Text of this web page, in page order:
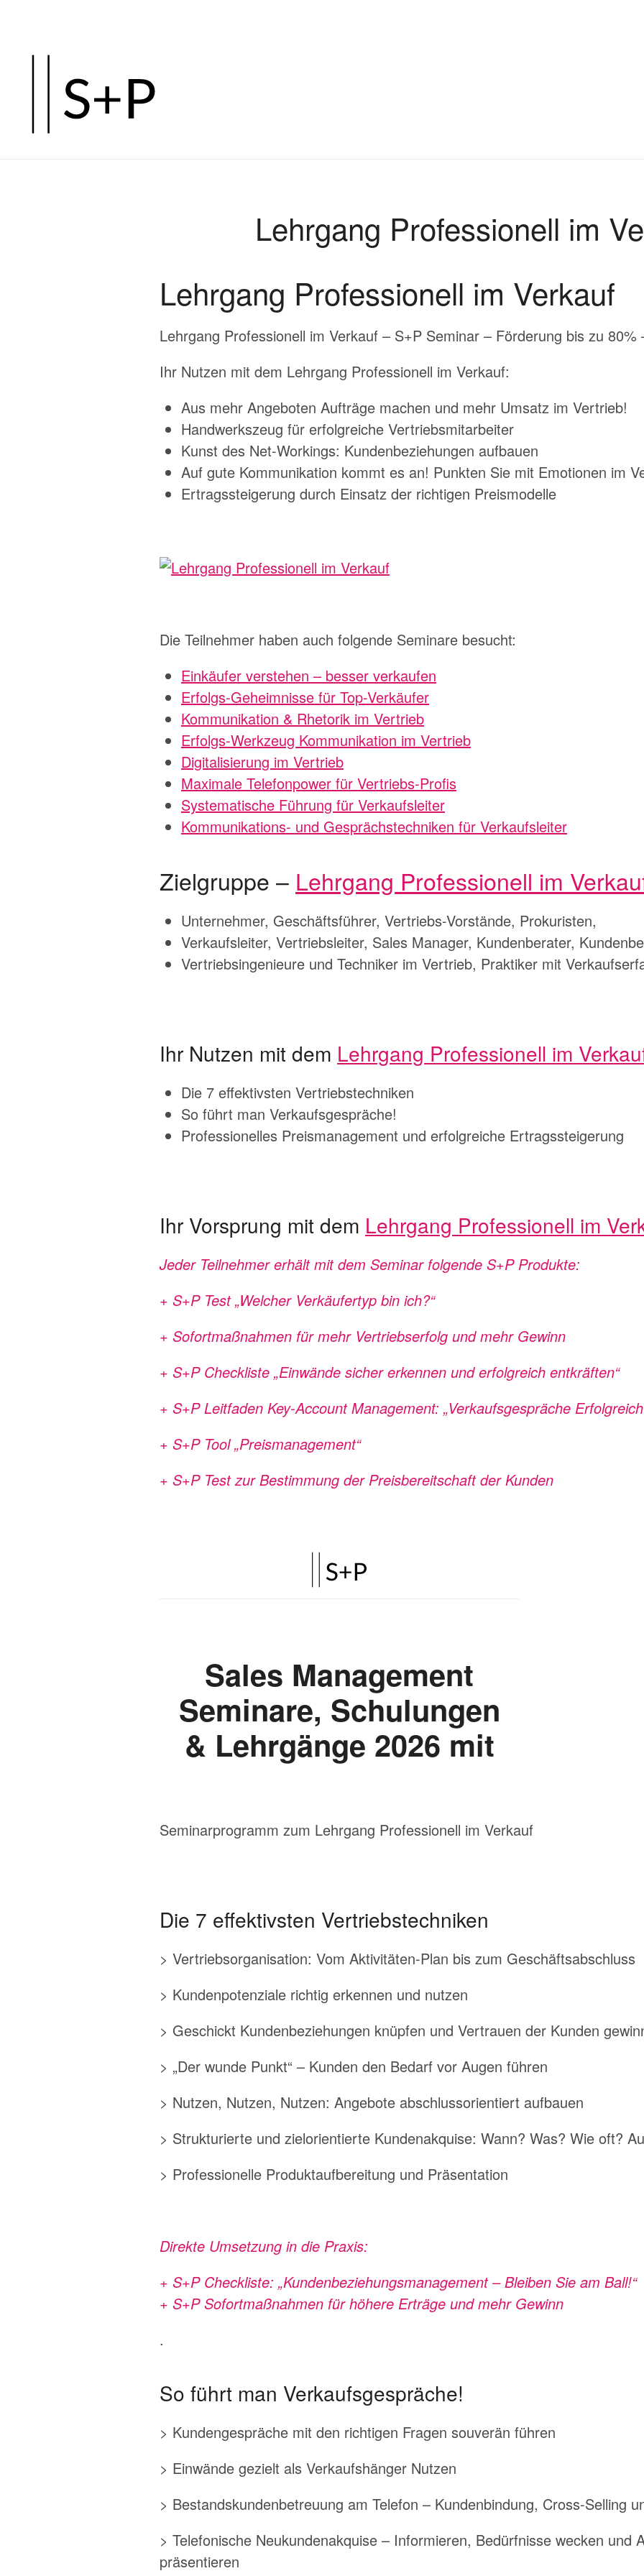
springen
Lehrgang Professionell im
Lehrgang Professionell im Verkauf
Lehrgang Professionell im Verkauf – S+P Seminar – Förderung bis zu
Ihr Nutzen mit dem Lehrgang Professionell im Verkauf:
Aus mehr Angeboten Aufträge machen und mehr Umsatz im Vertrieb!
Handwerkszeug für erfolgreiche Vertriebsmitarbeiter
Kunst des Net-Workings: Kundenbeziehungen aufbauen
Auf gute Kommunikation kommt es an! Punkten Sie mit Emotionen im
Ertragssteigerung durch Einsatz der richtigen Preismodelle
Die Teilnehmer haben auch folgende Seminare besucht:
Einkäufer verstehen – besser verkaufen
Erfolgs-Geheimnisse für Top-Verkäufer
Kommunikation & Rhetorik im Vertrieb
Erfolgs-Werkzeug Kommunikation im Vertrieb
Digitalisierung im Vertrieb
Maximale Telefonpower für Vertriebs-Profis
Systematische Führung für Verkaufsleiter
Kommunikations- und Gesprächstechniken für Verkaufsleiter
Zielgruppe – Lehrgang Professionell im
Unternehmer, Geschäftsführer, Vertriebs-Vorstände, Prokuristen,
Verkaufsleiter, Vertriebsleiter, Sales Manager, Kundenberater,
Vertriebsingenieure und Techniker im Vertrieb, Praktiker mit
Ihr Nutzen mit dem Lehrgang Professionell im
Die 7 effektivsten Vertriebstechniken
So führt man Verkaufsgespräche!
Professionelles Preismanagement und erfolgreiche Ertragssteigerung
Ihr Vorsprung mit dem Lehrgang Professionell im
Jeder Teilnehmer erhält mit dem Seminar folgende S+P Produkte:
+ S+P Test „Welcher Verkäufertyp bin ich?“
+ Sofortmaßnahmen für mehr Vertriebserfolg und mehr Gewinn
+ S+P Checkliste „Einwände sicher erkennen und erfolgreich entkräften“
+ S+P Leitfaden Key-Account Management: „Verkaufsgespräche
+ S+P Tool „Preismanagement“
+ S+P Test zur Bestimmung der Preisbereitschaft der Kunden
Seminarprogramm zum Lehrgang Professionell im Verkauf
Die 7 effektivsten Vertriebstechniken
> Vertriebsorganisation: Vom Aktivitäten-Plan bis zum Geschäftsabschluss
> Kundenpotenziale richtig erkennen und nutzen
> Geschickt Kundenbeziehungen knüpfen und Vertrauen der Kunden
> „Der wunde Punkt“ – Kunden den Bedarf vor Augen führen
> Nutzen, Nutzen, Nutzen: Angebote abschlussorientiert aufbauen
> Strukturierte und zielorientierte Kundenakquise: Wann? Was? Wie oft?
> Professionelle Produktaufbereitung und Präsentation
Direkte Umsetzung in die Praxis:
+ S+P Checkliste: „Kundenbeziehungsmanagement – Bleiben Sie am Ball!“
+ S+P Sofortmaßnahmen für höhere Erträge und mehr Gewinn
.
So führt man Verkaufsgespräche!
> Kundengespräche mit den richtigen Fragen souverän führen
> Einwände gezielt als Verkaufshänger Nutzen
> Bestandskundenbetreuung am Telefon – Kundenbindung, Cross-Selling
> Telefonische Neukundenakquise – Informieren, Bedürfnisse wecken und
präsentieren